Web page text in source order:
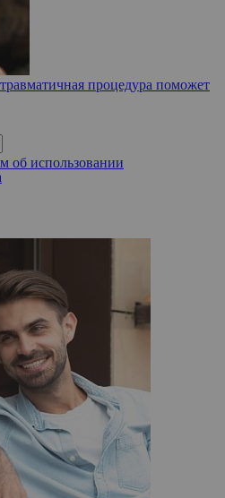
процедура поможет
об использовании